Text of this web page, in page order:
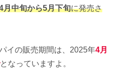
月中旬から5月下旬に発売さ
イの販売期間は、2025年4月
となっていますよ。